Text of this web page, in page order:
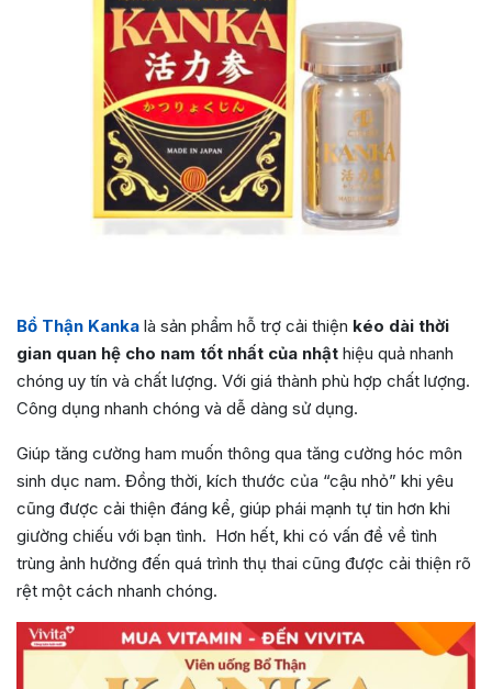
Bổ Thận Kanka là sản phẩm hỗ trợ cải thiện kéo dài thời
gian quan hệ cho nam tốt nhất của nhật hiệu quả nhanh
chóng uy tín và chất lượng. Với giá thành phù hợp chất lượng.
Công dụng nhanh chóng và dễ dàng sử dụng.
Giúp tăng cường ham muốn thông qua tăng cường hóc môn
sinh dục nam. Đồng thời, kích thước của “cậu nhỏ” khi yêu
cũng được cải thiện đáng kể, giúp phái mạnh tự tin hơn khi
giường chiếu với bạn tình. Hơn hết, khi có vấn đề về tình
trùng ảnh hưởng đến quá trình thụ thai cũng được cải thiện rõ
rệt một cách nhanh chóng.